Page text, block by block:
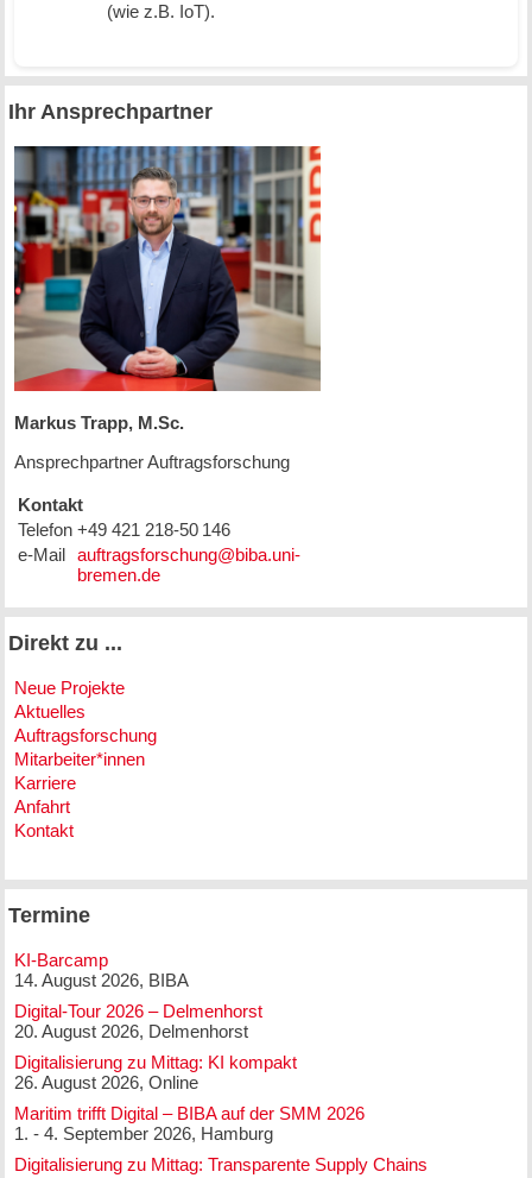
(wie z.B. IoT).
Ihr Ansprechpartner
Markus Trapp, M.Sc.
Ansprechpartner Auftragsforschung
Kontakt
Telefon +49 421 218-50 146
e-Mail
Direkt zu ...
Neue Projekte
Aktuelles
Auftragsforschung
Mitarbeiter*innen
Karriere
Anfahrt
Kontakt
Termine
KI-Barcamp
14. August 2026, BIBA
Digital-Tour 2026 – Delmenhorst
20. August 2026, Delmenhorst
Digitalisierung zu Mittag: KI kompakt
26. August 2026, Online
Maritim trifft Digital – BIBA auf der SMM 2026
1. - 4. September 2026, Hamburg
Digitalisierung zu Mittag: Transparente Supply Chains